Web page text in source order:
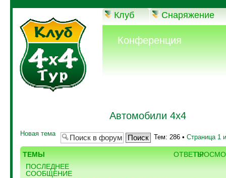
Клуб Снаряжение
Конференция
Автомобили 4х4
Новая тема Тем: 286 • Страница 1
ТЕМЫ ОТВЕТЫ
ПОСЛЕДНЕЕ
СООБЩЕНИЕ